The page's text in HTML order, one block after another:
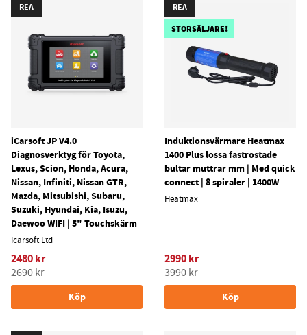
REA
iCarsoft JP V4.0
Diagnosverktyg för Toyota,
Lexus, Scion, Honda, Acura,
Nissan, Infiniti, Nissan GTR,
Mazda, Mitsubishi, Subaru,
Suzuki, Hyundai, Kia, Isuzu,
Daewoo WIFI | 5" Touchskärm
Icarsoft Ltd
2480 kr
2690 kr
Köp
REA
STORSÄLJARE!
Induktionsvärmare Heatmax
1400 Plus lossa fastrostade
bultar muttrar mm | Med quick
connect | 8 spiraler | 1400W
Heatmax
2990 kr
3990 kr
Köp